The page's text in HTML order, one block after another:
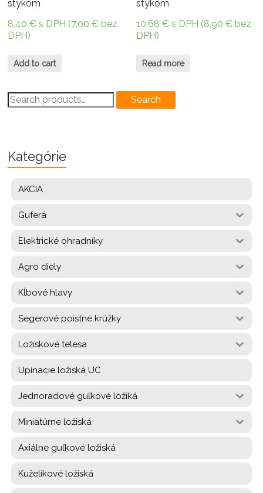
stykom
8,40€ s DPH (7,00€ bez
DPH)
Add to cart
stykom
10,68€ s DPH (8,90€ bez
DPH)
Read more
Search
for:
Search
Kategórie
AKCIA
Guferá
Elektrické ohradníky
Agro diely
Kĺbové hlavy
Segerové poistné krúžky
Ložiskové telesa
Upínacie ložiská UC
Jednoradové guľkové ložiká
Miniatúrne ložiská
Axiálne guľkové ložiská
Kuželíkové ložiská